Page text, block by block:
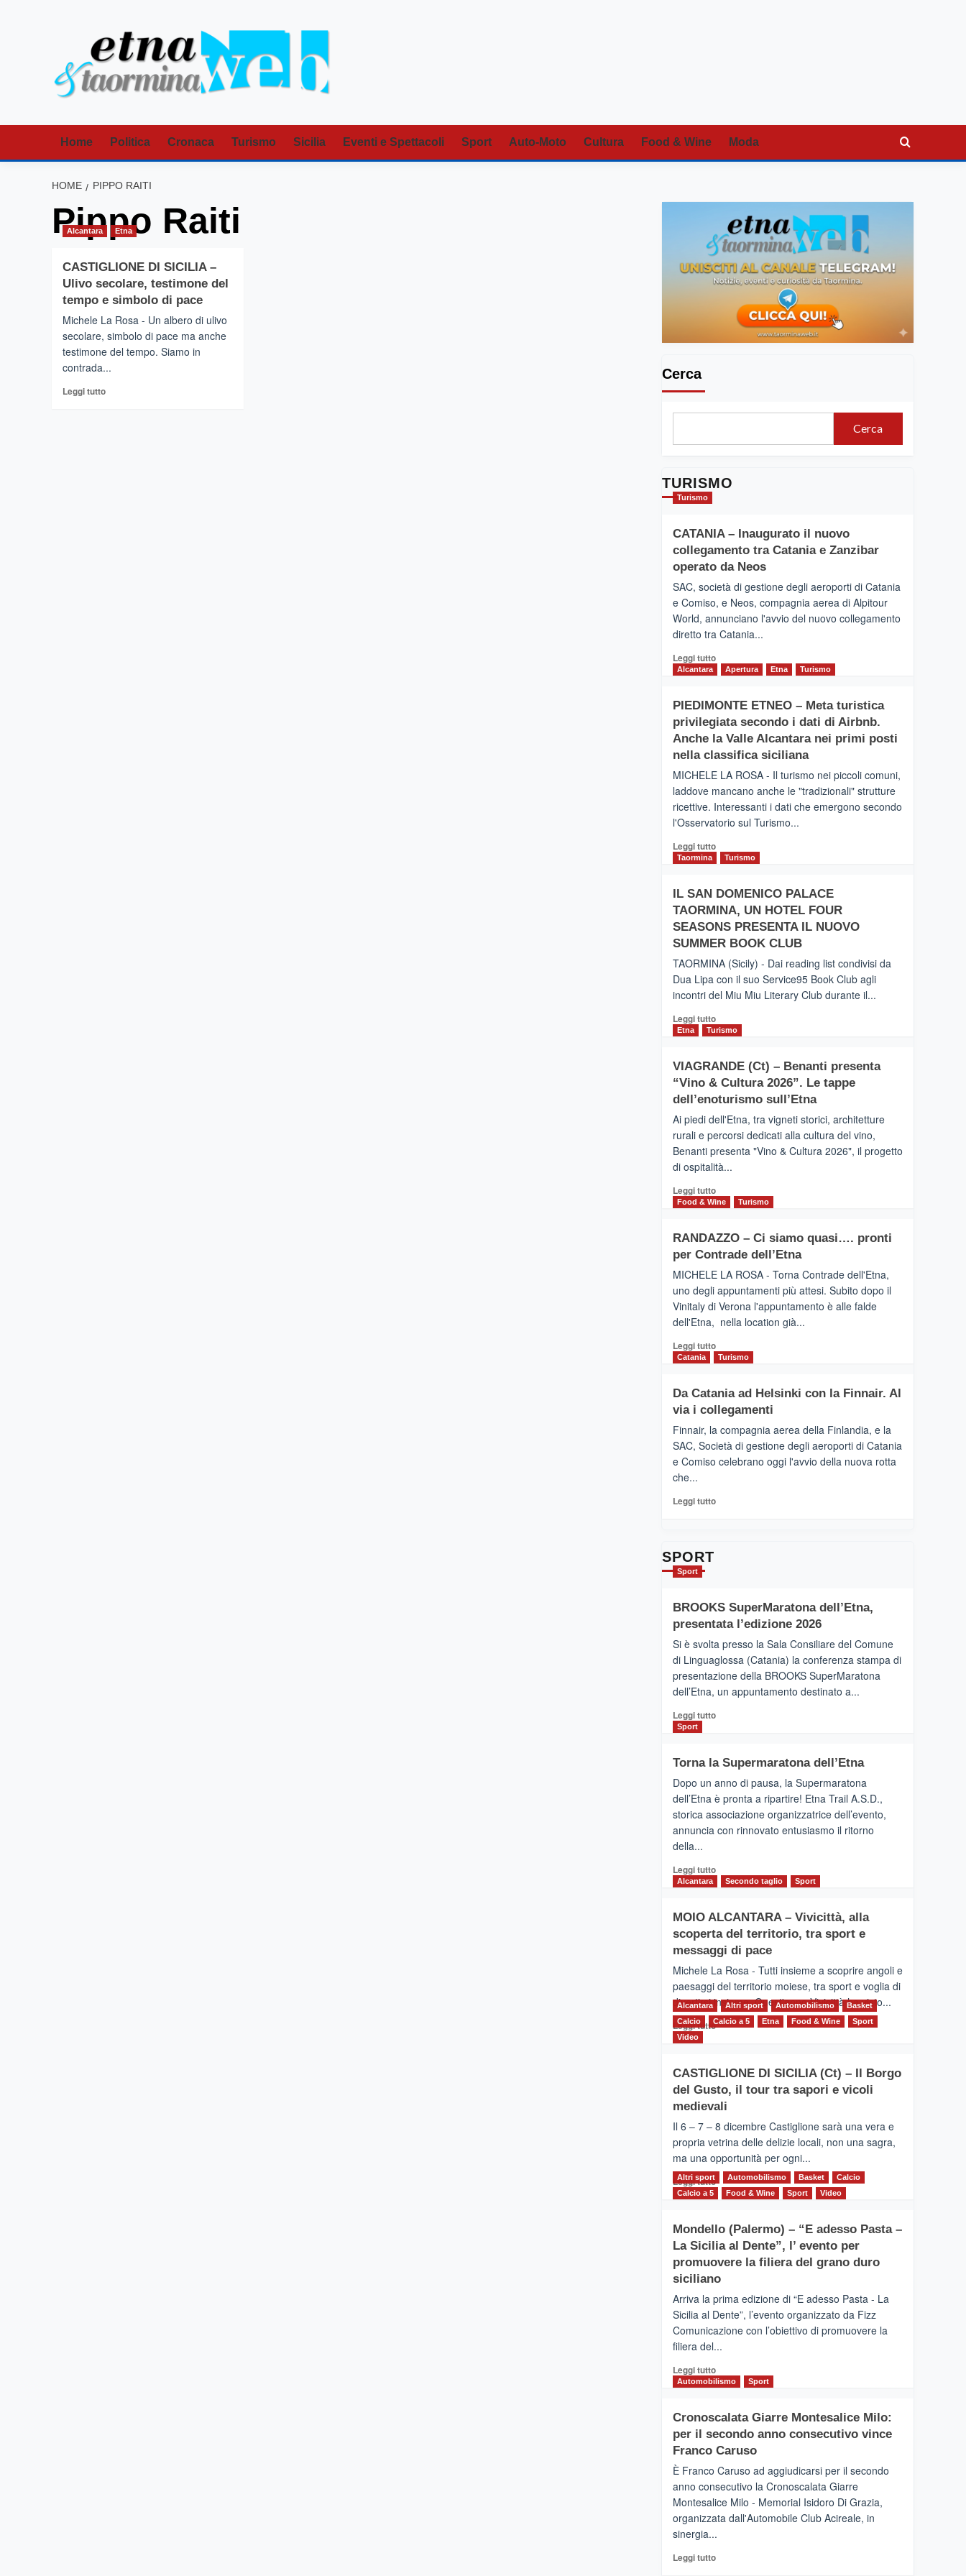
Home Politica Cronaca Turismo Sicilia Eventi e Spettacoli Sport Auto-Moto Cultura Food & Wine Moda
HOME PIPPO RAITI
Pippo Raiti
Alcantara Etna
CASTIGLIONE DI SICILIA –
Ulivo secolare, testimone del
tempo e simbolo di pace
Michele La Rosa - Un albero di ulivo
secolare, simbolo di pace ma anche
testimone del tempo. Siamo in
contrada...
Leggi tuttoLeggi
Cerca
Cerca
TURISMO
Turismo
CATANIA – Inaugurato il nuovo
collegamento tra Catania e Zanzibar
operato da Neos
SAC, società di gestione degli aeroporti di Catania
e Comiso, e Neos, compagnia aerea di Alpitour
World, annunciano l'avvio del nuovo collegamento
diretto tra Catania...
Leggi tuttoLeggi
CATANIA
–
Inaugurato
il
collegamento
tra
Catania
e
operato
da
Alcantara Apertura Etna Turismo
PIEDIMONTE ETNEO – Meta turistica
privilegiata secondo i dati di Airbnb.
Anche la Valle Alcantara nei primi posti
nella classifica siciliana
MICHELE LA ROSA - Il turismo nei piccoli comuni,
laddove mancano anche le "tradizionali" strutture
ricettive. Interessanti i dati che emergono secondo
l'Osservatorio sul Turismo...
Leggi tuttoLeggi
PIEDIMONTE
ETNEO
–
Meta
privilegiata
secondo
i
di
Airbnb.
la
Valle
Alcantara
nei
primi
classifica
siciliana
Taormina Turismo
IL SAN DOMENICO PALACE
TAORMINA, UN HOTEL FOUR
SEASONS PRESENTA IL NUOVO
SUMMER BOOK CLUB
TAORMINA (Sicily) - Dai reading list condivisi da
Dua Lipa con il suo Service95 Book Club agli
incontri del Miu Miu Literary Club durante il...
Leggi tuttoLeggi
di
IL
SAN
DOMENICO
TAORMINA,
UN
HOTEL
FOUR
PRESENTA
IL
SUMMER
BOOK
CLUB
Etna Turismo
VIAGRANDE (Ct) – Benanti presenta
“Vino & Cultura 2026”. Le tappe
dell’enoturismo sull’Etna
Ai piedi dell'Etna, tra vigneti storici, architetture
rurali e percorsi dedicati alla cultura del vino,
Benanti presenta "Vino & Cultura 2026", il progetto
di ospitalità...
Leggi tuttoLeggi
di
VIAGRANDE
(Ct)
–
presenta
“Vino
&
2026”.
Le
dell’enoturismo
sull’Etna
Food & Wine Turismo
RANDAZZO – Ci siamo quasi…. pronti
per Contrade dell’Etna
MICHELE LA ROSA - Torna Contrade dell'Etna,
uno degli appuntamenti più attesi. Subito dopo il
Vinitaly di Verona l'appuntamento è alle falde
dell'Etna, nella location già...
Leggi tuttoLeggi
di
RANDAZZO
–
siamo
quasi….
pronti
dell’Etna
Catania Turismo
Da Catania ad Helsinki con la Finnair. Al
via i collegamenti
Finnair, la compagnia aerea della Finlandia, e la
SAC, Società di gestione degli aeroporti di Catania
e Comiso celebrano oggi l'avvio della nuova rotta
che...
Leggi tuttoLeggi
con
la
Al
via
i
collegamenti
SPORT
Sport
BROOKS SuperMaratona dell’Etna,
presentata l’edizione 2026
Si è svolta presso la Sala Consiliare del Comune
di Linguaglossa (Catania) la conferenza stampa di
presentazione della BROOKS SuperMaratona
dell’Etna, un appuntamento destinato a...
Leggi tuttoLeggi
BROOKS
SuperMaratona
dell’Etna,
presentata
l’edizione
2026
Sport
Torna la Supermaratona dell’Etna
Dopo un anno di pausa, la Supermaratona
dell’Etna è pronta a ripartire! Etna Trail A.S.D.,
storica associazione organizzatrice dell’evento,
annuncia con rinnovato entusiasmo il ritorno
della...
Leggi tuttoLeggi
Torna
la
Supermaratona
Alcantara Secondo taglio Sport
MOIO ALCANTARA – Vivicittà, alla
scoperta del territorio, tra sport e
messaggi di pace
Michele La Rosa - Tutti insieme a scoprire angoli e
paesaggi del territorio moiese, tra sport e voglia di
divertirsi insieme. Quest'anno Vivicittà ha visto...
Leggi tuttoLeggi
MOIO
ALCANTARA
–
alla
scoperta
del
territorio,
tra
sport
messaggi
di
Alcantara Altri sport Automobilismo
Basket
Calcio
Calcio a 5 Etna Food & Wine
Sport
Video
CASTIGLIONE DI SICILIA (Ct) – Il Borgo
del Gusto, il tour tra sapori e vicoli
medievali
Il 6 – 7 – 8 dicembre Castiglione sarà una vera e
propria vetrina delle delizie locali, non una sagra,
ma una opportunità per ogni...
Leggi tuttoLeggi
CASTIGLIONE
DI
SICILIA
(Ct)
Il
Borgo
del
tour
tra
vicoli
medievali
Altri sport Automobilismo Basket
Calcio
Calcio a 5
Food & Wine Sport Video
Mondello (Palermo) – “E adesso Pasta –
La Sicilia al Dente”, l’ evento per
promuovere la filiera del grano duro
siciliano
Arriva la prima edizione di “E adesso Pasta - La
Sicilia al Dente”, l’evento organizzato da Fizz
Comunicazione con l’obiettivo di promuovere la
filiera del...
Leggi tuttoLeggi
di
Mondello
(Palermo)
–
adesso
Pasta
–
La
Dente”,
Automobilismo Sport
Cronoscalata Giarre Montesalice Milo:
per il secondo anno consecutivo vince
Franco Caruso
È Franco Caruso ad aggiudicarsi per il secondo
anno consecutivo la Cronoscalata Giarre
Montesalice Milo - Memorial Isidoro Di Grazia,
organizzata dall'Automobile Club Acireale, in
sinergia...
Leggi tuttoLeggi